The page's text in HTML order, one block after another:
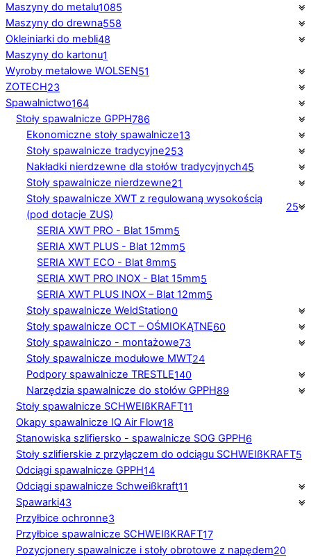
Maszyny do metalu1085
Maszyny do drewna558
Okleiniarki do mebli48
Maszyny do kartonu1
Wyroby metalowe WOLSEN51
ZOTECH23
Spawalnictwo164
Stoły spawalnicze GPPH786
Ekonomiczne stoły spawalnicze13
Stoły spawalnicze tradycyjne253
Nakładki nierdzewne dla stołów tradycyjnych45
Stoły spawalnicze nierdzewne21
Stoły spawalnicze XWT z regulowaną wysokością
(pod dotacje ZUS)
25
SERIA XWT PRO - Blat 15mm5
SERIA XWT PLUS - Blat 12mm5
SERIA XWT ECO - Blat 8mm5
SERIA XWT PRO INOX - Blat 15mm5
SERIA XWT PLUS INOX – Blat 12mm5
Stoły spawalnicze WeldStation0
Stoły spawalnicze OCT – OŚMIOKĄTNE60
Stoły spawalniczo - montażowe73
Stoły spawalnicze modułowe MWT24
Podpory spawalnicze TRESTLE140
Narzędzia spawalnicze do stołów GPPH89
Stoły spawalnicze SCHWEIßKRAFT11
Okapy spawalnicze IQ Air Flow18
Stanowiska szlifiersko - spawalnicze SOG GPPH6
Stoły szlifierskie z przyłączem do odciągu SCHWEIßKRAFT5
Odciągi spawalnicze GPPH14
Odciągi spawalnicze Schweißkraft11
Spawarki43
Przyłbice ochronne3
Przyłbice spawalnicze SCHWEIßKRAFT17
Pozycjonery spawalnicze i stoły obrotowe z napędem20